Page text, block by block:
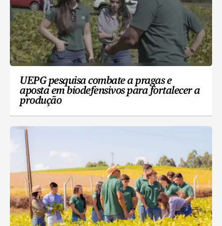
UEPG pesquisa combate a pragas e
aposta em biodefensivos para fortalecer a
produção